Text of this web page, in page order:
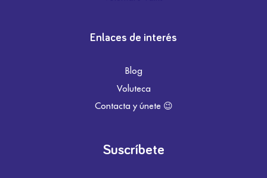
Enlaces de interés
Blog
Voluteca
Contacta y únete 😉
Suscríbete